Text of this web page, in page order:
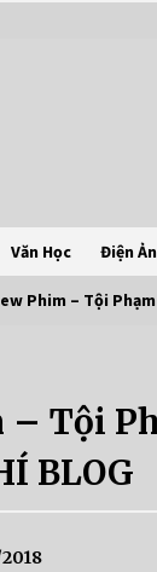
Văn Học Điện
Phim – Tội
Tội
BLOG